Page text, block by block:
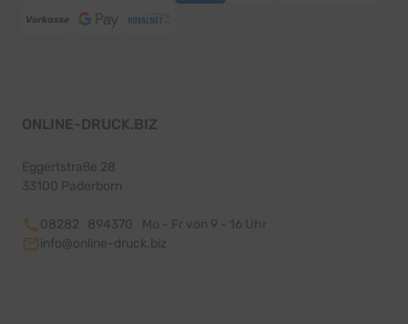
ONLINE-DRUCK.BIZ
Eggertstraße 28
33100 Paderborn
08282 894370
Mo - Fr von 9 - 16 Uhr
info@online-druck.biz